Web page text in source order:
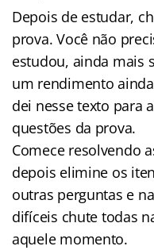
Depois de estudar,
prova. Você não
estudou, ainda mais
um rendimento
dei nesse texto para
questões da prova.
Comece resolvendo
depois elimine os
outras perguntas e
difíceis chute todas
aquele momento.